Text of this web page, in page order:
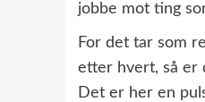
jobbe mot ting
For det tar som
etter hvert, så er
Det er her en